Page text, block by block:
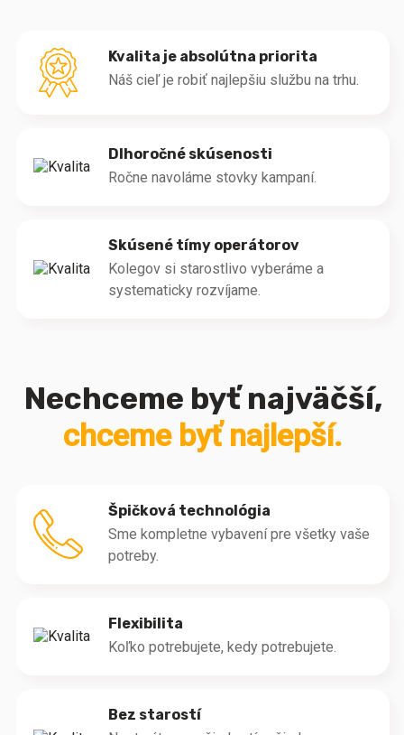
Kvalita je absolútna priorita
Náš cieľ je robiť najlepšiu službu na trhu.
Dlhoročné skúsenosti
Ročne navoláme stovky kampaní.
Skúsené tímy operátorov
Kolegov si starostlivo vyberáme a
systematicky rozvíjame.
Nechceme byť najväčší,
chceme byť najlepší.
Špičková technológia
Sme kompletne vybavení pre všetky vaše
potreby.
Flexibilita
Koľko potrebujete, kedy potrebujete.
Bez starostí